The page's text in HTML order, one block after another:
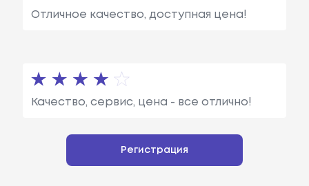
Отличное качество, доступная цена!
Качество, сервис, цена - все отлично!
Регистрация